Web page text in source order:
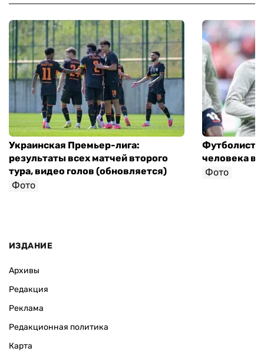
Украинская Премьер-лига:
результаты всех матчей второго
тура, видео голов (обновляется)
Фото
Футболист
человека в
Фото
ИЗДАНИЕ
Архивы
Редакция
Реклама
Редакционная политика
Карта